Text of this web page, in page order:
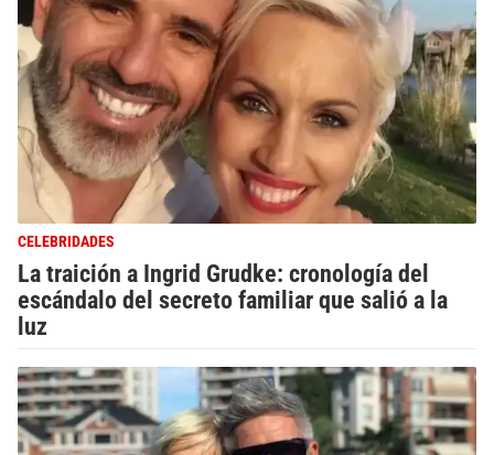
CELEBRIDADES
La traición a Ingrid Grudke: cronología del
escándalo del secreto familiar que salió a la
luz